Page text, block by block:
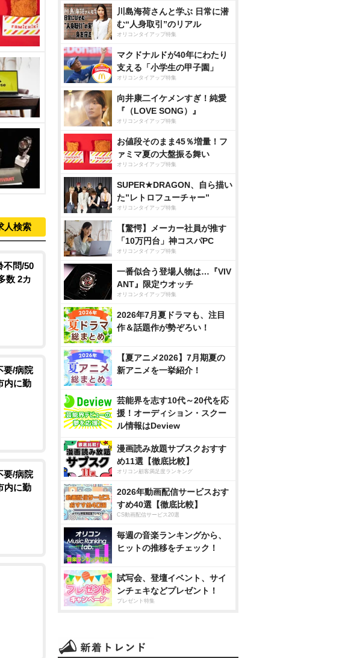
人検索
不問/50
数 2カ
要/病院
内に勤
要/病院
内に勤
川島海荷さんと学ぶ 日常に潜
む“人身取引”のリアル
オリコンタイアップ特集
マクドナルドが40年にわたり
支える「小学生の甲子園」
オリコンタイアップ特集
向井康二イケメンすぎ！純愛
『（LOVE SONG）』
オリコンタイアップ特集
お値段そのまま45％増量！フ
ァミマ夏の大盤振る舞い
オリコンタイアップ特集
SUPER★DRAGON、自ら描い
た”レトロフューチャー”
オリコンタイアップ特集
【驚愕】メーカー社員が推す
「10万円台」神コスパPC
オリコンタイアップ特集
一番似合う登場人物は…『VIV
ANT』限定ウオッチ
オリコンタイアップ特集
2026年7月夏ドラマも、注目
作＆話題作が勢ぞろい！
【夏アニメ2026】7月期夏の
新アニメを一挙紹介！
芸能界を志す10代～20代を応
援！オーディション・スクー
ル情報はDeview
漫画読み放題サブスクおすす
め11選【徹底比較】
オリコン顧客満足度ランキング
2026年動画配信サービスおす
すめ40選【徹底比較】
CS動画配信サービス20選
毎週の音楽ランキングから、
ヒットの推移をチェック！
試写会、登壇イベント、サイ
ンチェキなどプレゼント！
プレゼント特集